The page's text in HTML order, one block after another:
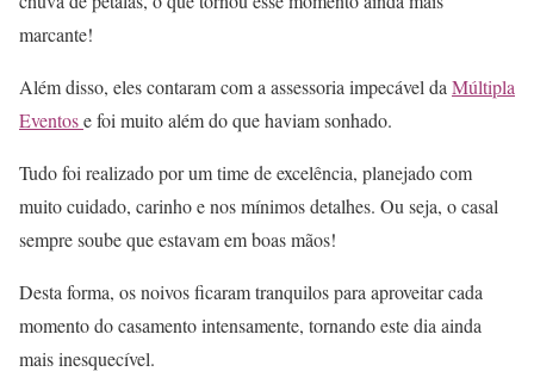
marcante!
Além disso, eles contaram com a assessoria impecável da Múltipla
Eventose foi muito além do que haviam sonhado.
Tudo foi realizado por um time de excelência, planejado com
muito cuidado, carinho e nos mínimos detalhes. Ou seja, o casal
sempre soube que estavam em boas mãos!
Desta forma, os noivos ficaram tranquilos para aproveitar cada
momento do casamento intensamente, tornando este dia ainda
mais inesquecível.